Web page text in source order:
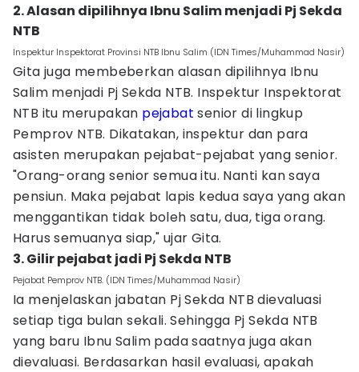
2. Alasan dipilihnya Ibnu Salim menjadi Pj Sekda
NTB
Inspektur Inspektorat Provinsi NTB Ibnu Salim (IDN Times/Muhammad Nasir)
Gita juga membeberkan alasan dipilihnya Ibnu
Salim menjadi Pj Sekda NTB. Inspektur Inspektorat
NTB itu merupakan pejabat senior di lingkup
Pemprov NTB. Dikatakan, inspektur dan para
asisten merupakan pejabat-pejabat yang senior.
"Orang-orang senior semua itu. Nanti kan saya
pensiun. Maka pejabat lapis kedua saya yang akan
menggantikan tidak boleh satu, dua, tiga orang.
Harus semuanya siap," ujar Gita.
3. Gilir pejabat jadi Pj Sekda NTB
Pejabat Pemprov NTB. (IDN Times/Muhammad Nasir)
Ia menjelaskan jabatan Pj Sekda NTB dievaluasi
setiap tiga bulan sekali. Sehingga Pj Sekda NTB
yang baru Ibnu Salim pada saatnya juga akan
dievaluasi. Berdasarkan hasil evaluasi, apakah